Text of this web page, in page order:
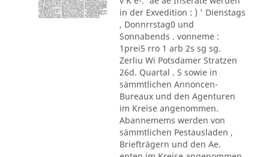
in der Exvedition : ) ' Dienstags
, Donnrrstag0 und
Sonnabends . vonneme :
1prei5 rro 1 arb 2s sg sg.
Zerliu Wi Potsdamer Stratzen
26d. Quartal . S sowie in
sämmtlichen Annoncen-
Bureaux und den Agenturen
im Kreise angenommen.
Abannemems werden von
sämmtlichen Pestausladen ,
Briefträgern und den Ae.